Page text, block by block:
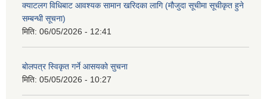
क्याटलग विधिबाट आवश्यक सामान खरिदका लागि (मौजुदा सूचीमा सूचीकृत हुने
सम्बन्धी सूचना)
मिति: 06/05/2026 - 12:41
बोलपत्र स्विकृत गर्ने आसयको सुचना
मिति: 05/05/2026 - 10:27